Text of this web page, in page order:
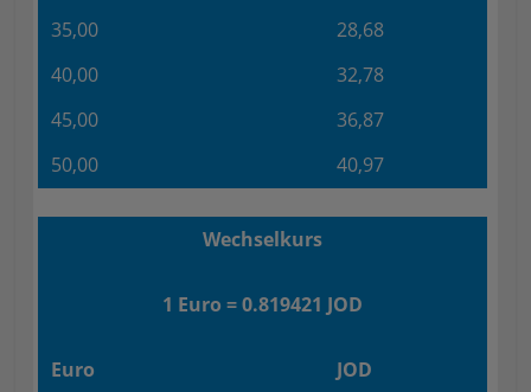
35,00
28,68
40,00
32,78
45,00
36,87
50,00
40,97
Wechselkurs
1 Euro = 0.819421 JOD
Euro
JOD